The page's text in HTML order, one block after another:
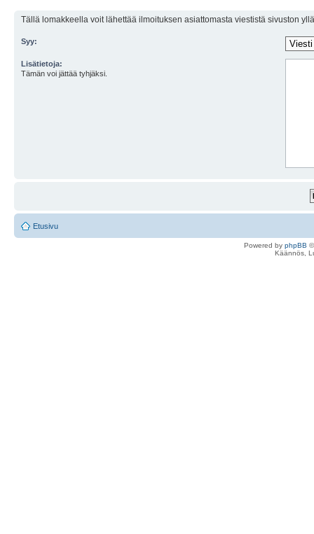
Tällä lomakkeella voit lähettää ilmoituksen asiattomasta viestistä sivuston
Syy:
Lisätietoja:
Tämän voi jättää tyhjäksi.
Etusivu
Powered by phpBB
Käännös,